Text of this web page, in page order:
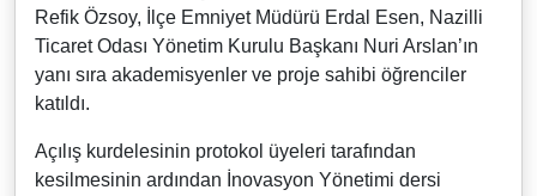
Refik Özsoy, İlçe Emniyet Müdürü Erdal Esen, Nazilli
Ticaret Odası Yönetim Kurulu Başkanı Nuri Arslan’ın
yanı sıra akademisyenler ve proje sahibi öğrenciler
katıldı.
Açılış kurdelesinin protokol üyeleri tarafından
kesilmesinin ardından İnovasyon Yönetimi dersi